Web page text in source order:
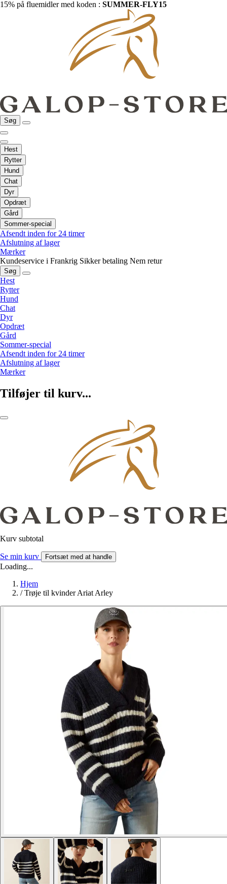
15% på fluemidler med koden : SUMMER-FLY15
Søg
Hest
Rytter
Hund
Chat
Dyr
Opdræt
Gård
Sommer-special
Afsendt inden for 24 timer
Afslutning af lager
Mærker
Kundeservice i Frankrig Sikker betaling Nem retur
Søg
Hest
Rytter
Hund
Chat
Dyr
Opdræt
Gård
Sommer-special
Afsendt inden for 24 timer
Afslutning af lager
Mærker
Tilføjer til kurv...
Kurv subtotal
Se min kurv Fortsæt med at handle
Loading...
Hjem
/ Trøje til kvinder Ariat Arley